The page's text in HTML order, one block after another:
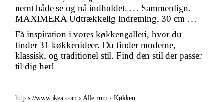
nemt både se og nå indholdet. … Sammenlign.
MAXIMERA Udtrækkelig indretning, 30 cm …
Få inspiration i vores køkkengalleri, hvor du
finder 31 køkkenideer. Du finder moderne,
klassisk, og traditionel stil. Find den stil der passer
til dig her!
http s://www.ikea.com › Alle rum › Køkken